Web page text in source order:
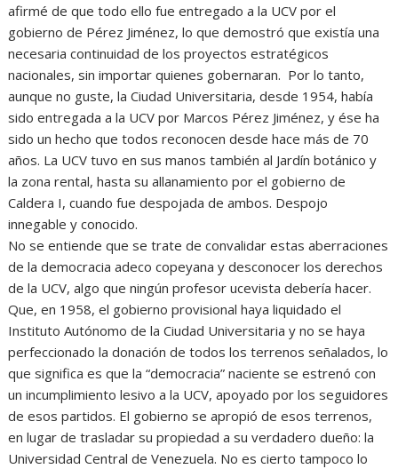
afirmé de que todo ello fue entregado a la UCV por el
gobierno de Pérez Jiménez, lo que demostró que existía una
necesaria continuidad de los proyectos estratégicos
nacionales, sin importar quienes gobernaran. Por lo tanto,
aunque no guste, la Ciudad Universitaria, desde 1954, había
sido entregada a la UCV por Marcos Pérez Jiménez, y ése ha
sido un hecho que todos reconocen desde hace más de 70
años. La UCV tuvo en sus manos también al Jardín botánico y
la zona rental, hasta su allanamiento por el gobierno de
Caldera I, cuando fue despojada de ambos. Despojo
innegable y conocido.
No se entiende que se trate de convalidar estas aberraciones
de la democracia adeco copeyana y desconocer los derechos
de la UCV, algo que ningún profesor ucevista debería hacer.
Que, en 1958, el gobierno provisional haya liquidado el
Instituto Autónomo de la Ciudad Universitaria y no se haya
perfeccionado la donación de todos los terrenos señalados, lo
que significa es que la “democracia” naciente se estrenó con
un incumplimiento lesivo a la UCV, apoyado por los seguidores
de esos partidos. El gobierno se apropió de esos terrenos,
en lugar de trasladar su propiedad a su verdadero dueño: la
Universidad Central de Venezuela. No es cierto tampoco lo